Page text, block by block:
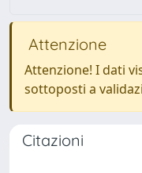
Attenzione
Attenzione! I dati
sottoposti a
Citazioni